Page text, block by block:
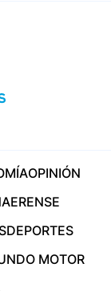
OPINIÓN
DEPORTES
MOTOR